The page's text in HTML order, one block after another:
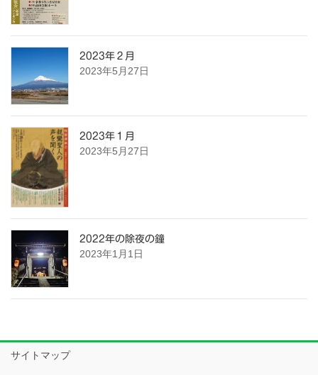
2023年２月
2023年5月27日
2023年１月
2023年5月27日
2022年の除夜の鐘
2023年1月1日
サイトマップ